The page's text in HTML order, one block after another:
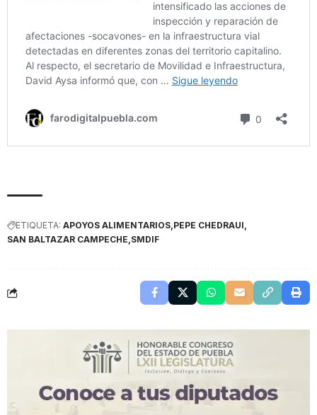
ETIQUETA: APOYOS ALIMENTARIOS PEPE CHEDRAUI
SAN BALTAZAR CAMPECHE SMDIF